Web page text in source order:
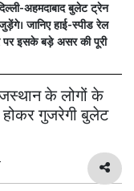
अहमदाबाद बुलेट ट्रेन
जानिए हाई-स्पीड रेल
पर इसके बड़े असर की पूरी
के लोगों के
गुजरेगी बुलेट